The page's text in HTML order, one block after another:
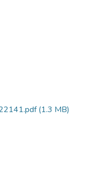
(1.3 MB)